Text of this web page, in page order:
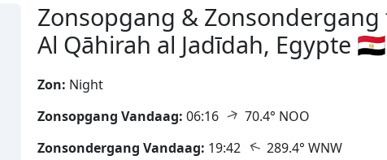
Zonsopgang &
Al Qāhirah al Jadīdah, Egypte 🇪🇬
Zon: Night
Zonsopgang Vandaag: 06:16 ↑ 70.4° NOO
Zonsondergang Vandaag: 19:42 ↑ 289.4° WNW